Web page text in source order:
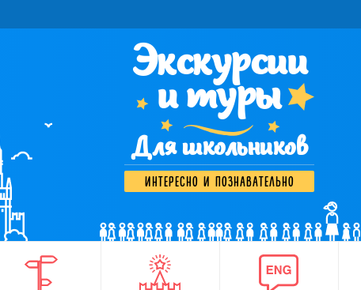
Экскурсии
и туры
Для школьников
интересно и познавательно